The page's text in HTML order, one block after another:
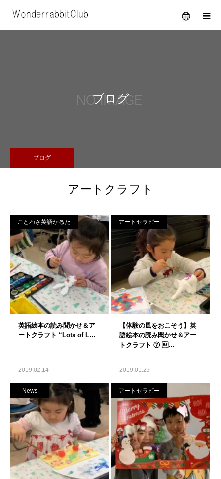
メニュー
ブログ
ブログ
アートクラフト
ことわざ英語かるた
2019.02.14
アートセラピー
2019.01.29
News アートセラピー